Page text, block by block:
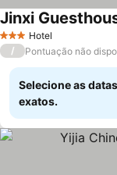
3 EstrelasHotel
Jinxi
/ Pontuação não
Selecione as
exatos.